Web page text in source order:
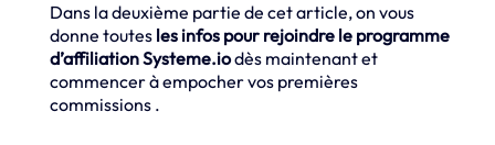
Dans la deuxième partie de cet article, on vous
donne toutes les infos pour rejoindre le programme
d’affiliation Systeme.iodès maintenant et
commencer à empocher vos premières
commissions .